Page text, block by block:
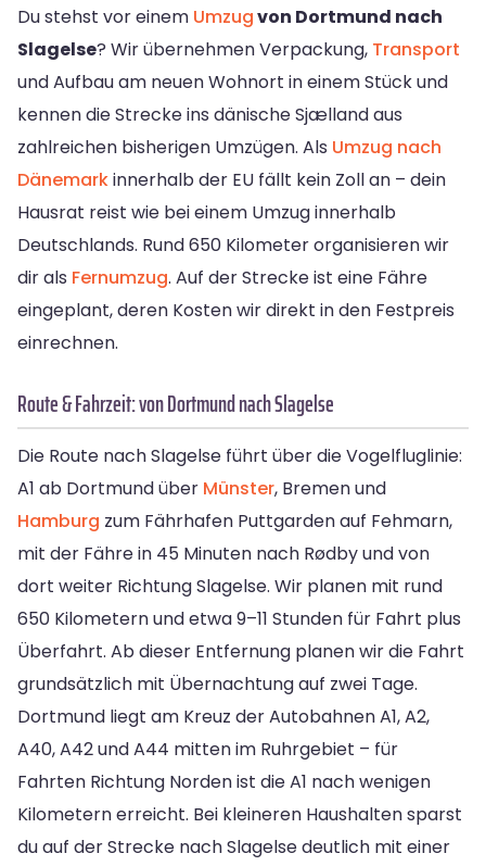
Du stehst vor einem Umzugvon Dortmund nach
Slagelse? Wir übernehmen Verpackung, Transport
und Aufbau am neuen Wohnort in einem Stück und
kennen die Strecke ins dänische Sjælland aus
zahlreichen bisherigen Umzügen. Als Umzug nach
Dänemarkinnerhalb der EU fällt kein Zoll an – dein
Hausrat reist wie bei einem Umzug innerhalb
Deutschlands. Rund 650 Kilometer organisieren wir
dir als Fernumzug. Auf der Strecke ist eine Fähre
eingeplant, deren Kosten wir direkt in den Festpreis
einrechnen.
Route & Fahrzeit: von Dortmund nach Slagelse
Die Route nach Slagelse führt über die Vogelfluglinie:
A1 ab Dortmund über Münster, Bremen und
Hamburg zum Fährhafen Puttgarden auf Fehmarn,
mit der Fähre in 45 Minuten nach Rødby und von
dort weiter Richtung Slagelse. Wir planen mit rund
650 Kilometern und etwa 9–11 Stunden für Fahrt plus
Überfahrt. Ab dieser Entfernung planen wir die Fahrt
grundsätzlich mit Übernachtung auf zwei Tage.
Dortmund liegt am Kreuz der Autobahnen A1, A2,
A40, A42 und A44 mitten im Ruhrgebiet – für
Fahrten Richtung Norden ist die A1 nach wenigen
Kilometern erreicht. Bei kleineren Haushalten sparst
du auf der Strecke nach Slagelse deutlich mit einer